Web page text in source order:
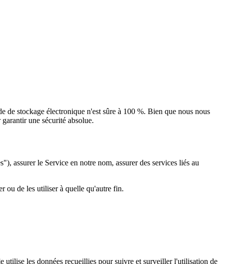
de stockage électronique n'est sûre à 100 %. Bien que nous nous
une sécurité absolue.
assurer le Service en notre nom, assurer des services liés au
ou de les utiliser à quelle qu'autre fin.
les données recueillies pour suivre et surveiller l'utilisation de